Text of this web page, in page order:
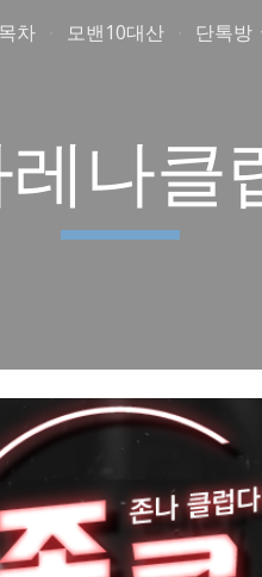
차 모밴10대산 단톡방
나클